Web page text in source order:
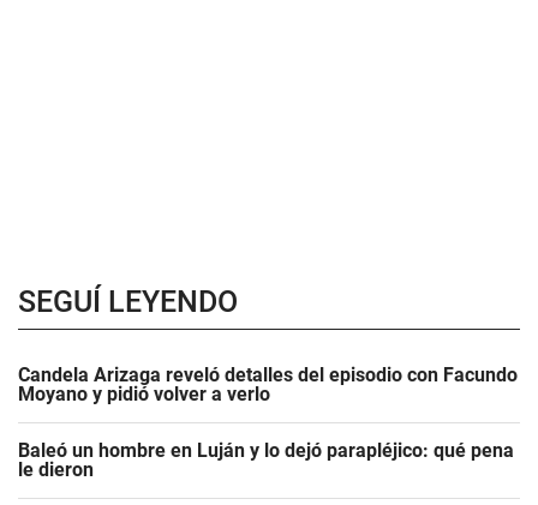
SEGUÍ LEYENDO
Candela Arizaga reveló detalles del episodio con Facundo
Moyano y pidió volver a verlo
Baleó un hombre en Luján y lo dejó parapléjico: qué pena
le dieron